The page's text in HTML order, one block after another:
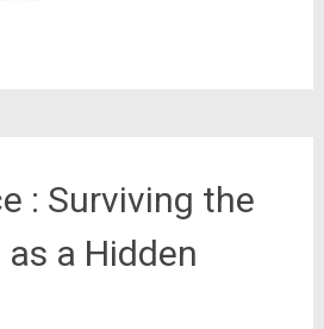
: Surviving the
a Hidden